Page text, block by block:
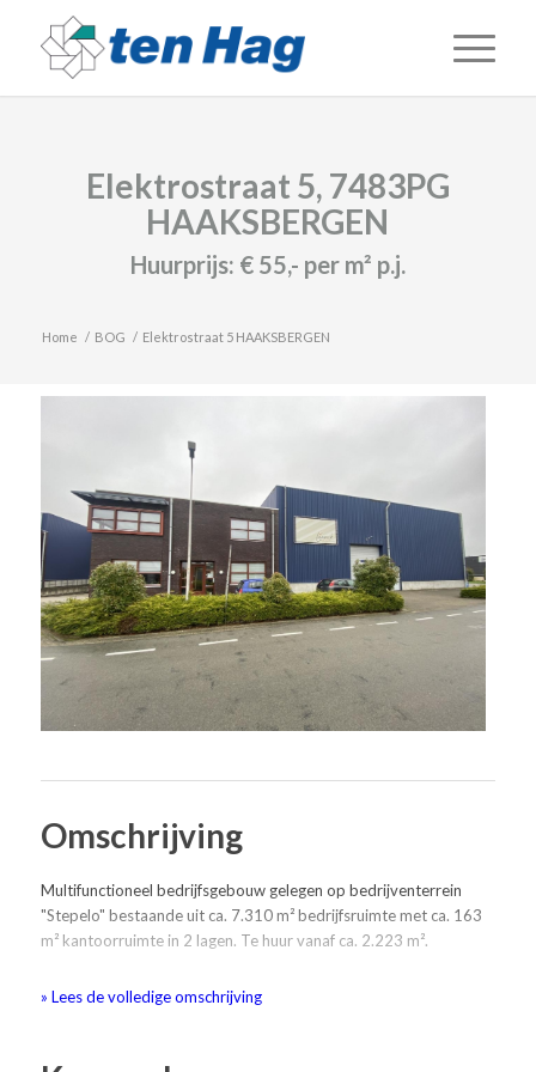
Elektrostraat 5, 7483PG
HAAKSBERGEN
Huurprijs: € 55,- per m² p.j.
Home / BOG / Elektrostraat 5 HAAKSBERGEN
Omschrijving
Multifunctioneel bedrijfsgebouw gelegen op bedrijventerrein
"Stepelo" bestaande uit ca. 7.310 m² bedrijfsruimte met ca. 163
m² kantoorruimte in 2 lagen. Te huur vanaf ca. 2.223 m².
Bereikbaarheid:
Bestemming:
» Lees de volledige omschrijving